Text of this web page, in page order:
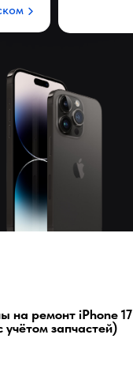
на ремонт iPhone 17
учётом запчастей)